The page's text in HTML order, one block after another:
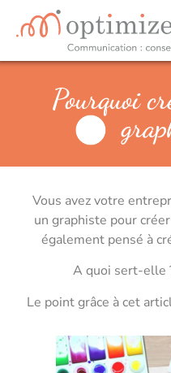
Pourquoi
Vous avez votre
un graphiste pour
également pensé à
A quoi sert-elle
Le point grâce à cet